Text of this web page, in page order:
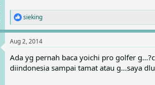
R
e
c
i
o
sieking
Aug 2, 2014
Ada yg pernah baca yoichi pro golfer
diindonesia sampai tamat atau g...saya